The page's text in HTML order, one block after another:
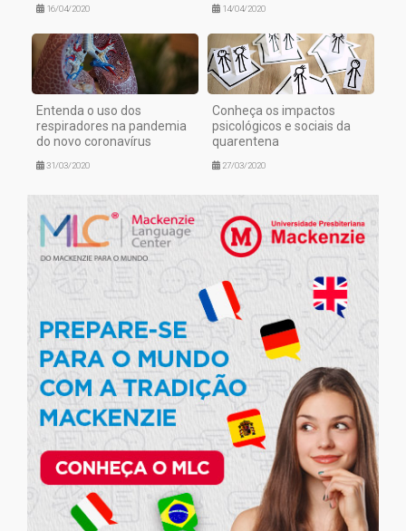
16/04/2020 14/04/2020
Entenda o uso dos
respiradores na pandemia
do novo coronavírus
31/03/2020
Conheça os impactos
psicológicos e sociais da
quarentena
27/03/2020